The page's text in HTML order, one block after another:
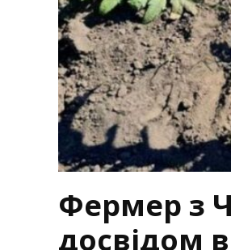
Фермер з
досвідом